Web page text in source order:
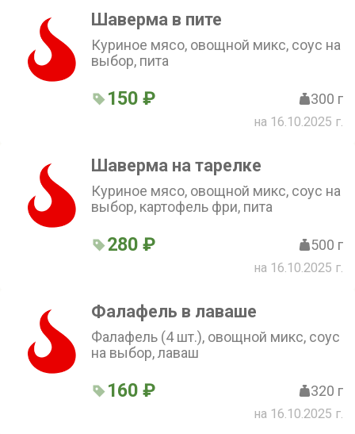
Шаверма в пите
Куриное мясо, овощной микс, соус на
выбор, пита
150 ₽ 300 г
на 16.10.2025 г.
Шаверма на тарелке
Куриное мясо, овощной микс, соус на
выбор, картофель фри, пита
280 ₽ 500 г
на 16.10.2025 г.
Фалафель в лаваше
Фалафель (4 шт.), овощной микс, соус
на выбор, лаваш
160 ₽ 320 г
на 16.10.2025 г.